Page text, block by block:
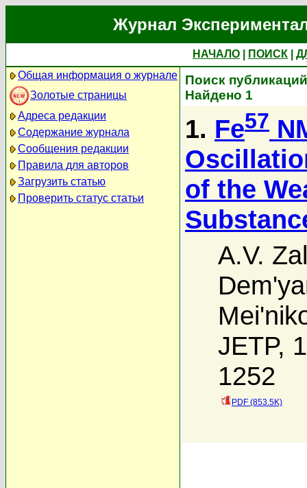
Журнал
НАЧАЛО ПОИСК
Общая информация о журнале
Золотые страницы
Адреса редакции
Содержание журнала
Сообщения редакции
Правила для авторов
Загрузить статью
Проверить статус статьи
Поиск
Найдено 1
1. Fe57
of the
A.V.
JETP,
1252
PDF (853.5K)